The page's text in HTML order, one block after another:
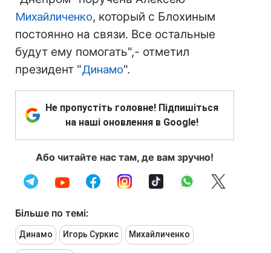
Михайличенко, который с Блохиным
постоянно на связи. Все остальные
будут ему помогать",- отметил
президент "Динамо".
Не пропустіть головне! Підпишіться
на наші оновлення в Google!
Або читайте нас там, де вам зручно!
Більше по темі:
Динамо Игорь Суркис Михайличенко